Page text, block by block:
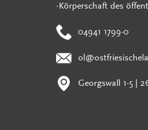
-Körperschaft des
04941 1799-0
Georgswall 1-5 |